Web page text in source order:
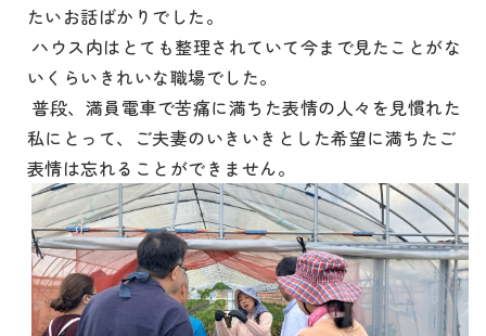
たいお話ばかりでした。
ハウス内はとても整理されていて今まで見たことがな
いくらいきれいな職場でした。
普段、満員電車で苦痛に満ちた表情の人々を見慣れた
私にとって、ご夫妻のいきいきとした希望に満ちたご
表情は忘れることができません。